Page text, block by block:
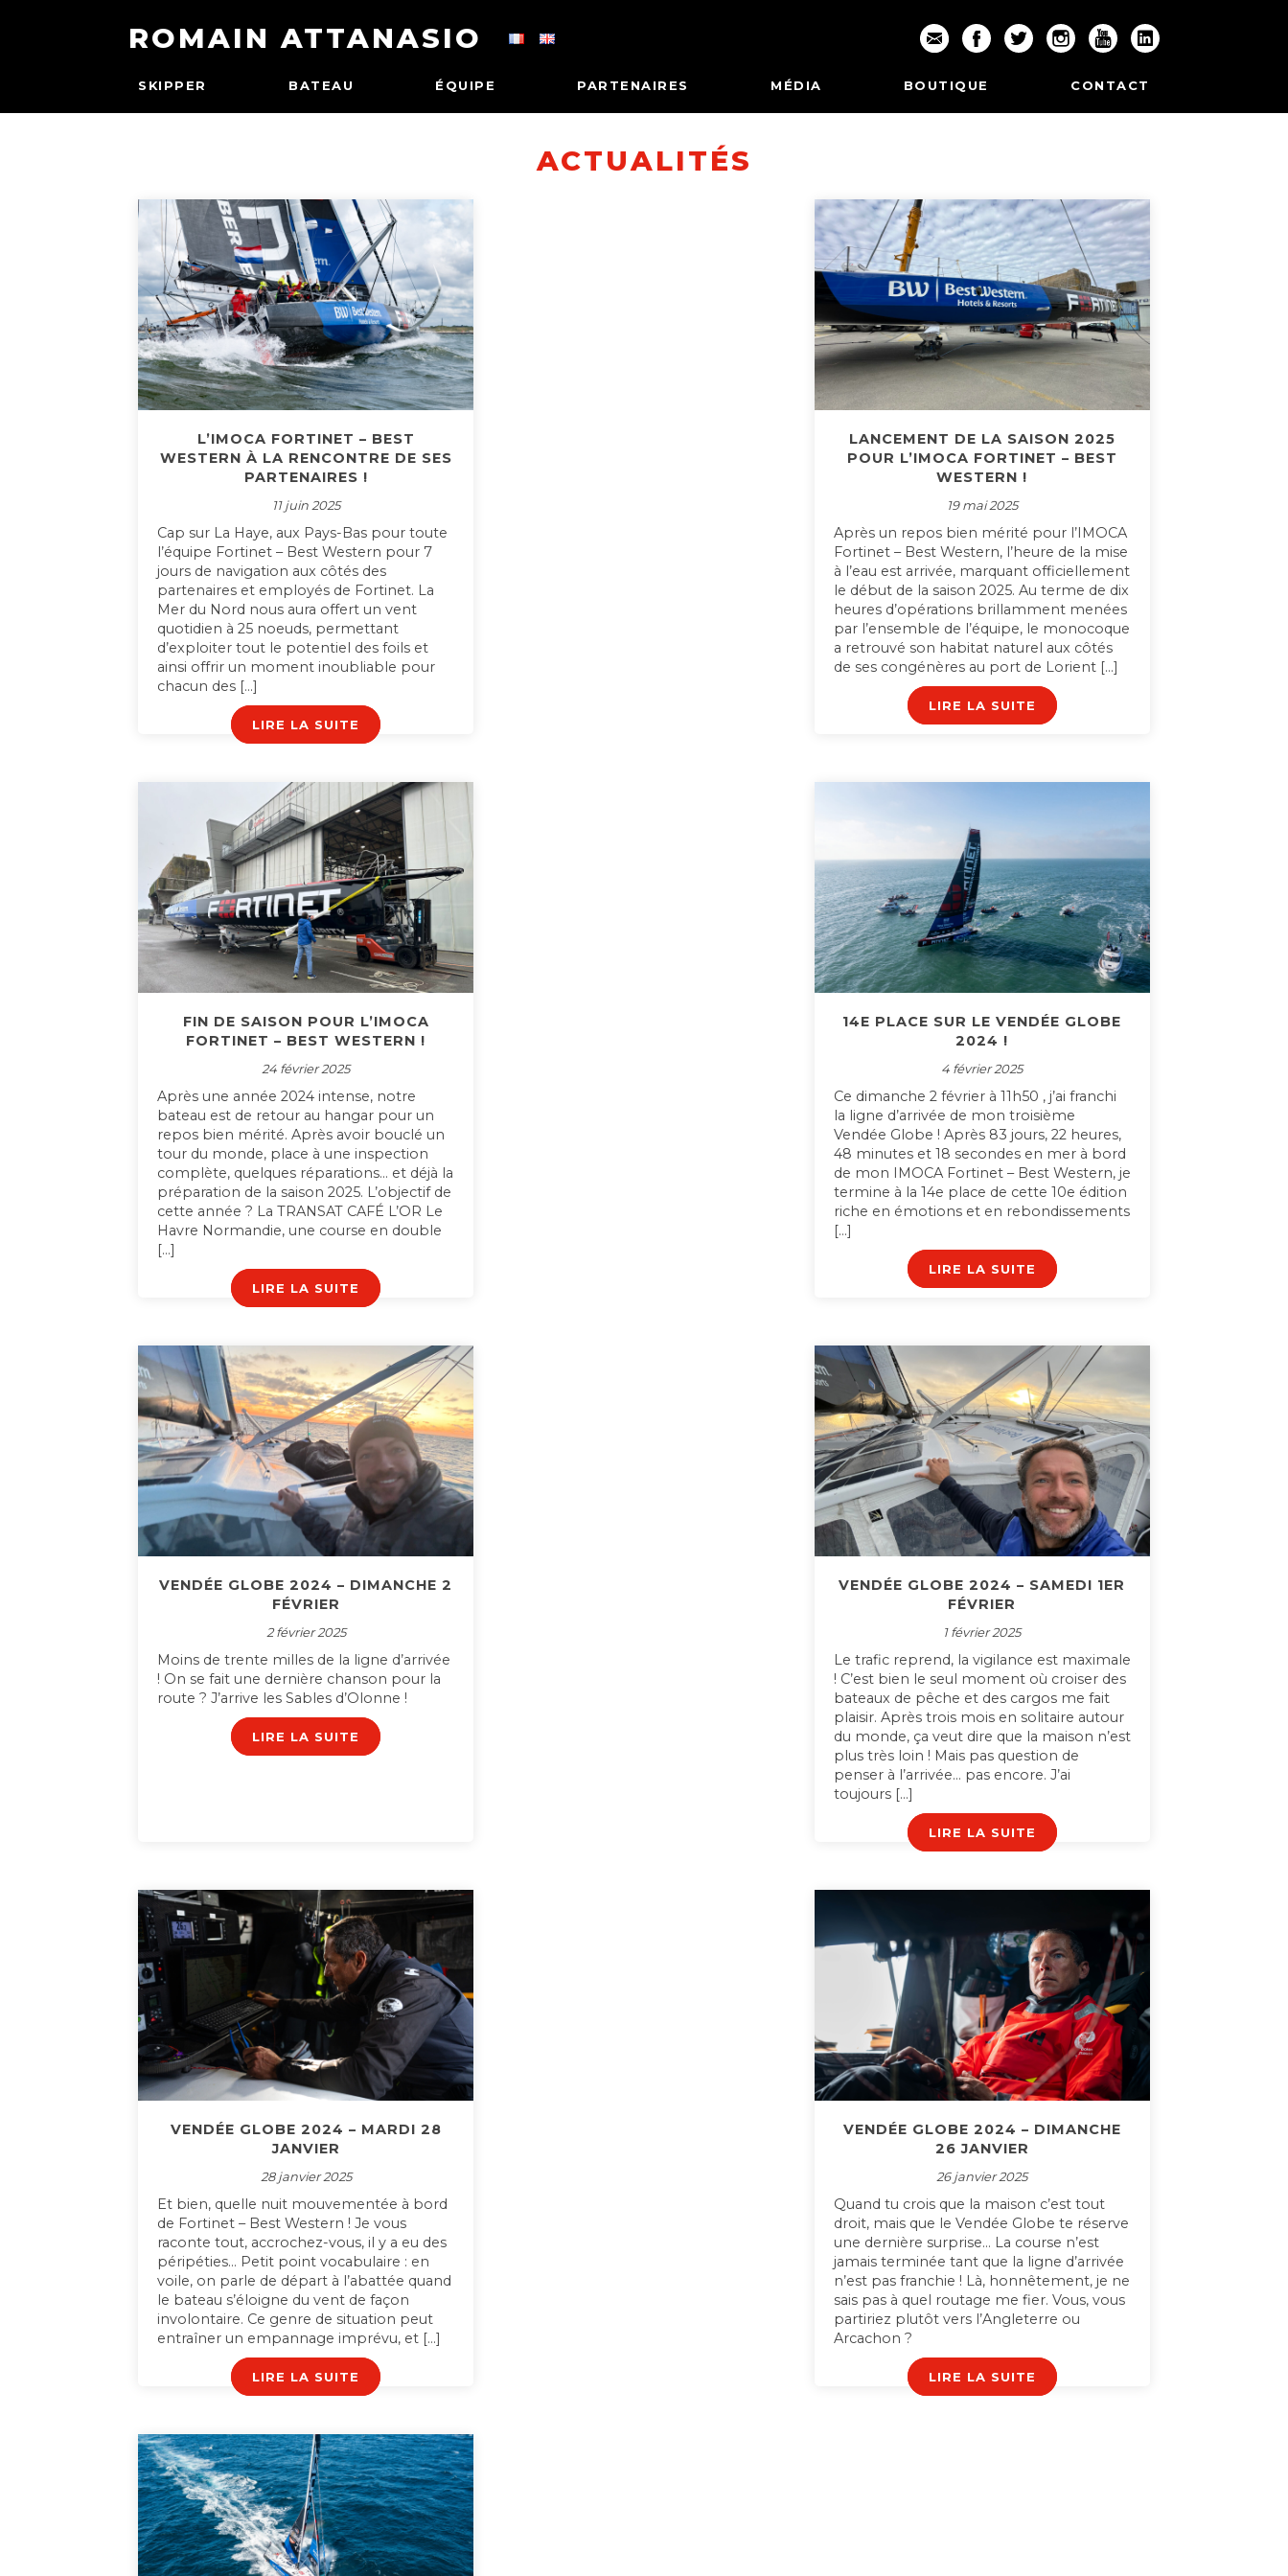
ROMAIN ATTANASIO
SKIPPER BATEAU ÉQUIPE PARTENAIRES MÉDIA BOUTIQUE CONTACT
ACTUALITÉS
L’IMOCA FORTINET – BEST
WESTERN À LA RENCONTRE DE SES
PARTENAIRES !
11 juin 2025
Cap sur La Haye, aux Pays-Bas pour toute
l’équipe Fortinet – Best Western pour 7
jours de navigation aux côtés des
partenaires et employés de Fortinet. La
Mer du Nord nous aura offert un vent
quotidien à 25 noeuds, permettant
d’exploiter tout le potentiel des foils et
ainsi offrir un moment inoubliable pour
chacun des […]
LIRE LA SUITE
LANCEMENT DE LA SAISON 2025
POUR L’IMOCA FORTINET – BEST
WESTERN !
19 mai 2025
Après un repos bien mérité pour l’IMOCA
Fortinet – Best Western, l’heure de la mise
à l’eau est arrivée, marquant officiellement
le début de la saison 2025. Au terme de dix
heures d’opérations brillamment menées
par l’ensemble de l’équipe, le monocoque
a retrouvé son habitat naturel aux côtés
de ses congénères au port de Lorient […]
LIRE LA SUITE
FIN DE SAISON POUR L’IMOCA
FORTINET – BEST WESTERN !
24 février 2025
Après une année 2024 intense, notre
bateau est de retour au hangar pour un
repos bien mérité. Après avoir bouclé un
tour du monde, place à une inspection
complète, quelques réparations… et déjà la
préparation de la saison 2025. L’objectif de
cette année ? La TRANSAT CAFÉ L’OR Le
Havre Normandie, une course en double
[…]
LIRE LA SUITE
14E PLACE SUR LE VENDÉE GLOBE
2024 !
4 février 2025
Ce dimanche 2 février à 11h50 , j’ai franchi
la ligne d’arrivée de mon troisième
Vendée Globe ! Après 83 jours, 22 heures,
48 minutes et 18 secondes en mer à bord
de mon IMOCA Fortinet – Best Western, je
termine à la 14e place de cette 10e édition
riche en émotions et en rebondissements
[…]
LIRE LA SUITE
VENDÉE GLOBE 2024 – DIMANCHE 2
FÉVRIER
2 février 2025
Moins de trente milles de la ligne d’arrivée
! On se fait une dernière chanson pour la
route ? J’arrive les Sables d’Olonne !
LIRE LA SUITE
VENDÉE GLOBE 2024 – SAMEDI 1ER
FÉVRIER
1 février 2025
Le trafic reprend, la vigilance est maximale
! C’est bien le seul moment où croiser des
bateaux de pêche et des cargos me fait
plaisir. Après trois mois en solitaire autour
du monde, ça veut dire que la maison n’est
plus très loin ! Mais pas question de
penser à l’arrivée… pas encore. J’ai
toujours […]
LIRE LA SUITE
VENDÉE GLOBE 2024 – MARDI 28
JANVIER
28 janvier 2025
Et bien, quelle nuit mouvementée à bord
de Fortinet – Best Western ! Je vous
raconte tout, accrochez-vous, il y a eu des
péripéties… Petit point vocabulaire : en
voile, on parle de départ à l’abattée quand
le bateau s’éloigne du vent de façon
involontaire. Ce genre de situation peut
entraîner un empannage imprévu, et […]
LIRE LA SUITE
VENDÉE GLOBE 2024 – DIMANCHE
26 JANVIER
26 janvier 2025
Quand tu crois que la maison c’est tout
droit, mais que le Vendée Globe te réserve
une dernière surprise… La course n’est
jamais terminée tant que la ligne d’arrivée
n’est pas franchie ! Là, honnêtement, je ne
sais pas à quel routage me fier. Vous, vous
partiriez plutôt vers l’Angleterre ou
Arcachon ?
LIRE LA SUITE